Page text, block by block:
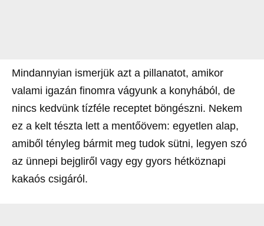
Mindannyian ismerjük azt a pillanatot, amikor
valami igazán finomra vágyunk a konyhából, de
nincs kedvünk tízféle receptet böngészni. Nekem
ez a kelt tészta lett a mentőövem: egyetlen alap,
amiből tényleg bármit meg tudok sütni, legyen szó
az ünnepi bejgliről vagy egy gyors hétköznapi
kakaós csigáról.